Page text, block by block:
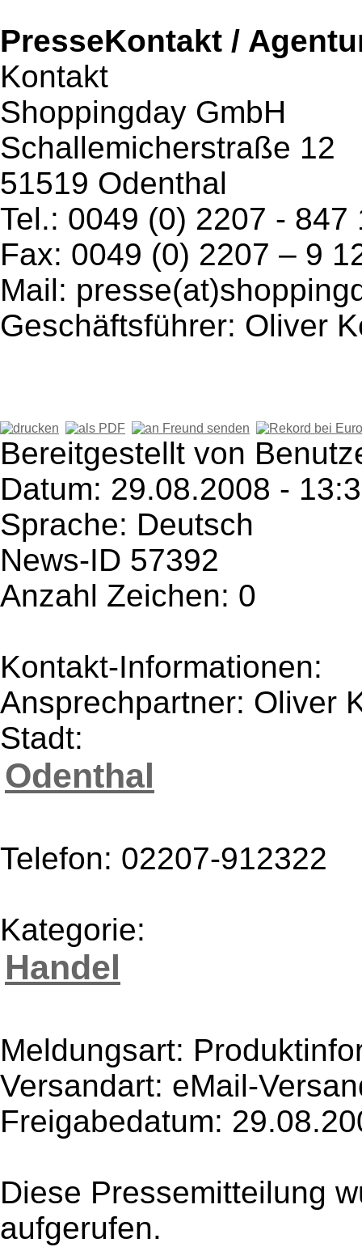
PresseKontakt /
Kontakt
Shoppingday GmbH
Schallemicherstraße 12
51519 Odenthal
Tel.: 0049 (0) 2207 - 847
Fax: 0049 (0) 2207 – 9
Mail:
Geschäftsführer: Oliver
Bereitgestellt von
Datum: 29.08.2008 -
Sprache: Deutsch
News-ID 57392
Anzahl Zeichen: 0
Kontakt-Informationen:
Ansprechpartner: Oliver
Stadt:
Odenthal
Telefon: 02207-912322
Kategorie:
Handel
Meldungsart:
Versandart: eMail-
Freigabedatum:
Diese Pressemitteilung
aufgerufen.